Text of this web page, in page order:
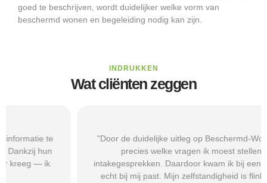
goed te beschrijven, wordt duidelijker welke vorm van
beschermd wonen en begeleiding nodig kan zijn.
INDRUKKEN
Wat cliënten zeggen
"Door de duidelijke uitleg op Beschermd-Wonen.nl wist ik
precies welke vragen ik moest stellen tijdens
intakegesprekken. Daardoor kwam ik bij een aanbieder die
echt bij mij past. Mijn zelfstandigheid is flink verbeterd."